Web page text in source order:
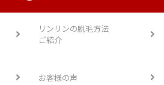
リンリンの脱毛方法
ご紹介
お客様の声